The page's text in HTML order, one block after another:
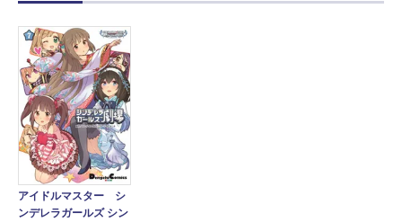
アイドルマスター シ
ンデレラガールズ シン